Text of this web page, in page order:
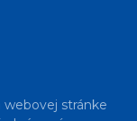
stránke